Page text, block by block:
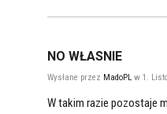
NO WŁASNIE
Wysłane przez MadoPL w 1.
W takim razie pozostaje